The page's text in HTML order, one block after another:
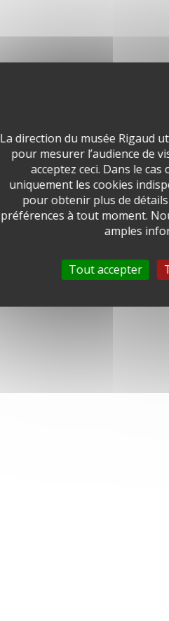
La direction du musée Rigaud
pour mesurer l’audience de
acceptez ceci. Dans le
uniquement les cookies
pour obtenir plus de
préférences à tout moment.
amples
Tout accepter